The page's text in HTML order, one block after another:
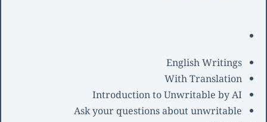
English Writings
With Translation
Introduction to Unwritable by AI
Ask your questions about unwritable